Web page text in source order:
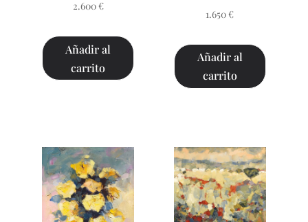
2.600 €
Añadir al
carrito
1.650 €
Añadir al
carrito